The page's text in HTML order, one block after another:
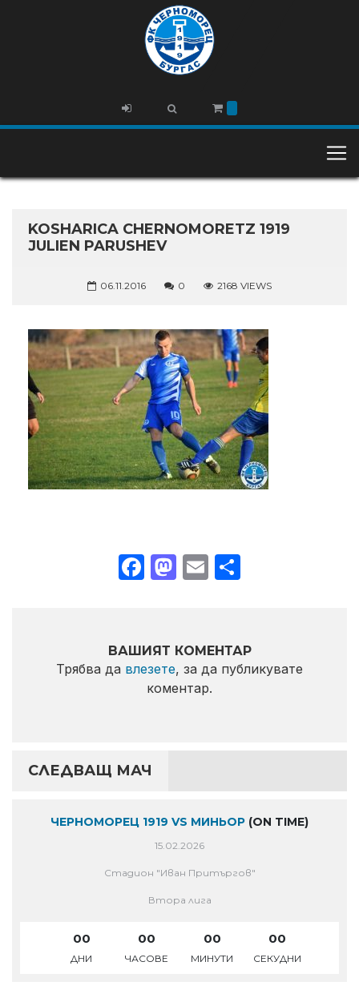
KOSHARICA CHERNOMORETZ 1919
JULIEN PARUSHEV
06.11.2016 0 2168 VIEWS
Facebook
Mastodon
Email
ВАШИЯТ КОМЕНТАР
Трябва да влезете, за да публикувате
коментар.
СЛЕДВАЩ МАЧ
ЧЕРНОМОРЕЦ 1919 VS МИНЬОР (ON TIME)
15.02.2026
Стадион "Иван Притъргов"
Втора лига
00
ДНИ
00
ЧАСОВЕ
00
МИНУТИ
00
СЕКУДНИ